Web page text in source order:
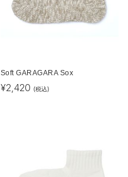
Soft GARAGARA Sox
¥2,420 (税込)